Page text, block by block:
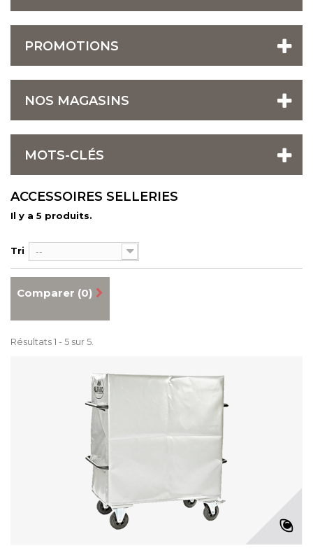
PROMOTIONS
NOS MAGASINS
MOTS-CLÉS
ACCESSOIRES SELLERIES
Il y a 5 produits.
Tri --
Comparer (0)
Résultats 1 - 5 sur 5.